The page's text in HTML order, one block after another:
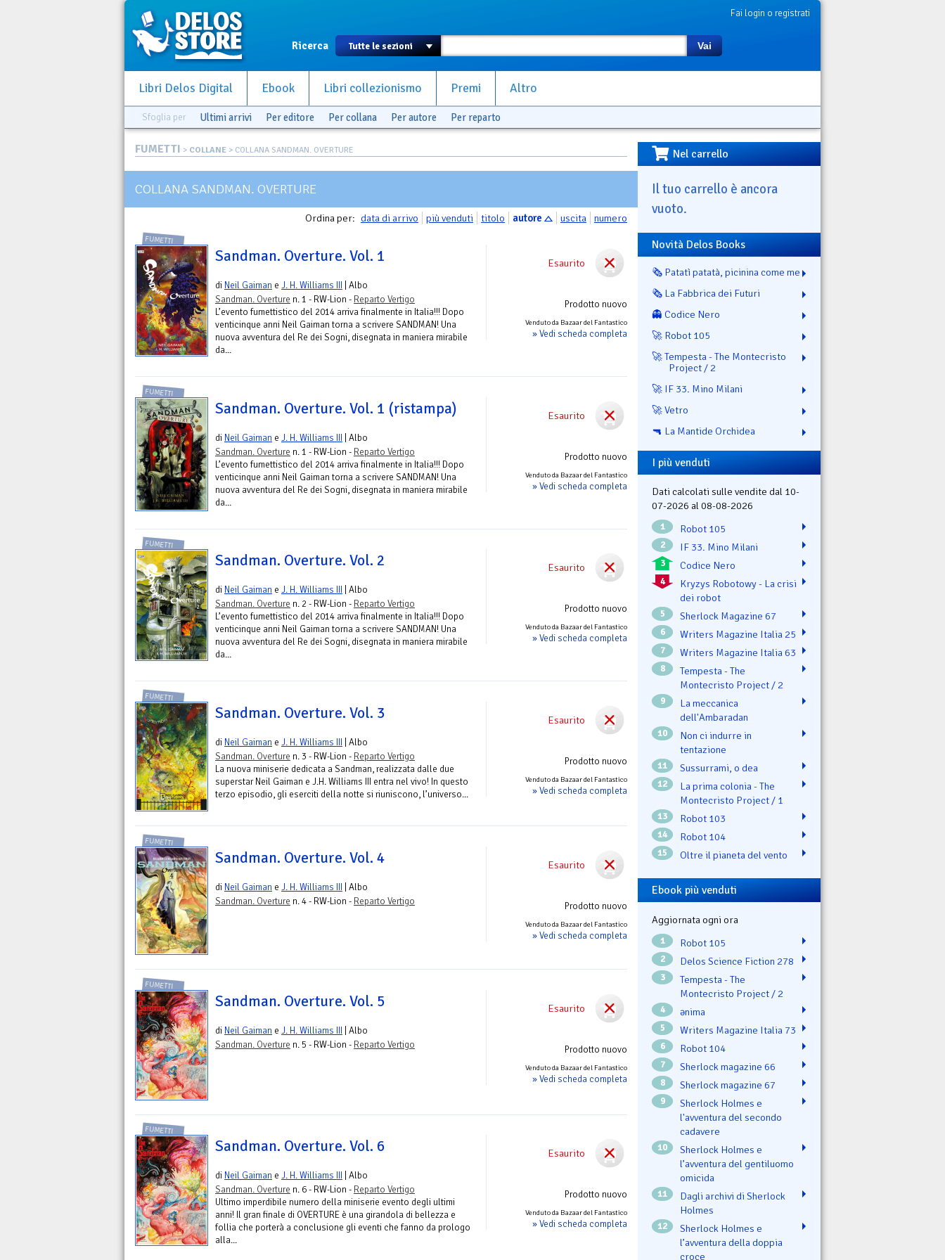
Fai login o registrati
Ricerca Vai
Libri Delos Digital Ebook Libri collezionismo Premi Altro
Sfoglia per Ultimi arrivi Per editore Per collana Per autore Per reparto
FUMETTI > COLLANE > COLLANA SANDMAN. OVERTURE
COLLANA SANDMAN. OVERTURE
Ordina per: data di arrivo più venduti titolo autore uscita numero
Esaurito
Prodotto nuovo
Venduto da Bazaar del Fantastico
» Vedi scheda completa
FUMETTI
Sandman. Overture. Vol. 1
di Neil Gaiman e J. H. Williams III | Albo
Sandman. Overture n. 1 - RW-Lion - Reparto Vertigo
L’evento fumettistico del 2014 arriva finalmente in Italia!!! Dopo
venticinque anni Neil Gaiman torna a scrivere SANDMAN! Una
nuova avventura del Re dei Sogni, disegnata in maniera mirabile
da...
Esaurito
Prodotto nuovo
Venduto da Bazaar del Fantastico
» Vedi scheda completa
FUMETTI
Sandman. Overture. Vol. 1 (ristampa)
di Neil Gaiman e J. H. Williams III | Albo
Sandman. Overture n. 1 - RW-Lion - Reparto Vertigo
L’evento fumettistico del 2014 arriva finalmente in Italia!!! Dopo
venticinque anni Neil Gaiman torna a scrivere SANDMAN! Una
nuova avventura del Re dei Sogni, disegnata in maniera mirabile
da...
Esaurito
Prodotto nuovo
Venduto da Bazaar del Fantastico
» Vedi scheda completa
FUMETTI
Sandman. Overture. Vol. 2
di Neil Gaiman e J. H. Williams III | Albo
Sandman. Overture n. 2 - RW-Lion - Reparto Vertigo
L’evento fumettistico del 2014 arriva finalmente in Italia!!! Dopo
venticinque anni Neil Gaiman torna a scrivere SANDMAN! Una
nuova avventura del Re dei Sogni, disegnata in maniera mirabile
da...
Esaurito
Prodotto nuovo
Venduto da Bazaar del Fantastico
» Vedi scheda completa
FUMETTI
Sandman. Overture. Vol. 3
di Neil Gaiman e J. H. Williams III | Albo
Sandman. Overture n. 3 - RW-Lion - Reparto Vertigo
La nuova miniserie dedicata a Sandman, realizzata dalle due
superstar Neil Gaiman e J.H. Williams III entra nel vivo! In questo
terzo episodio, gli eserciti della notte si riuniscono, l’universo...
Esaurito
Prodotto nuovo
Venduto da Bazaar del Fantastico
» Vedi scheda completa
FUMETTI
Sandman. Overture. Vol. 4
di Neil Gaiman e J. H. Williams III | Albo
Sandman. Overture n. 4 - RW-Lion - Reparto Vertigo
Esaurito
Prodotto nuovo
Venduto da Bazaar del Fantastico
» Vedi scheda completa
FUMETTI
Sandman. Overture. Vol. 5
di Neil Gaiman e J. H. Williams III | Albo
Sandman. Overture n. 5 - RW-Lion - Reparto Vertigo
Esaurito
Prodotto nuovo
Venduto da Bazaar del Fantastico
» Vedi scheda completa
FUMETTI
Sandman. Overture. Vol. 6
di Neil Gaiman e J. H. Williams III | Albo
Sandman. Overture n. 6 - RW-Lion - Reparto Vertigo
Ultimo imperdibile numero della miniserie evento degli ultimi
anni! Il gran finale di OVERTURE è una girandola di bellezza e
follia che porterà a conclusione gli eventi che fanno da prologo
alla...
Nel carrello
Il tuo carrello è ancora
vuoto.
Novità Delos Books
🗞️ Patatì patatà, picinina come me
🗞️ La Fabbrica dei Futuri
👻 Codice Nero
🚀 Robot 105
🚀 Tempesta - The Montecristo
Project / 2
🚀 IF 33. Mino Milani
🚀 Vetro
🔫 La Mantide Orchidea
I più venduti
Dati calcolati sulle vendite dal 10-
07-2026 al 08-08-2026
1 Robot 105
2 IF 33. Mino Milani
3 Codice Nero
4
Kryzys Robotowy - La crisi
dei robot
5 Sherlock Magazine 67
6 Writers Magazine Italia 25
7 Writers Magazine Italia 63
8
Tempesta - The
Montecristo Project / 2
9
La meccanica
dell'Ambaradan
10
Non ci indurre in
tentazione
11 Sussurrami, o dea
12
La prima colonia - The
Montecristo Project / 1
13 Robot 103
14 Robot 104
15 Oltre il pianeta del vento
Ebook più venduti
Aggiornata ogni ora
1 Robot 105
2 Delos Science Fiction 278
3
Tempesta - The
Montecristo Project / 2
4 ənima
5 Writers Magazine Italia 73
6 Robot 104
7 Sherlock magazine 66
8 Sherlock magazine 67
9
Sherlock Holmes e
l'avventura del secondo
cadavere
10
Sherlock Holmes e
l’avventura del gentiluomo
omicida
11
Dagli archivi di Sherlock
Holmes
12
Sherlock Holmes e
l’avventura della doppia
croce